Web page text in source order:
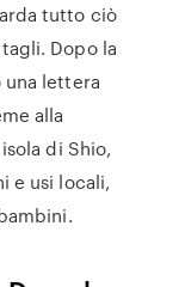
tutto ciò
Dopo la
lettera
alla
di Shio,
e usi locali,